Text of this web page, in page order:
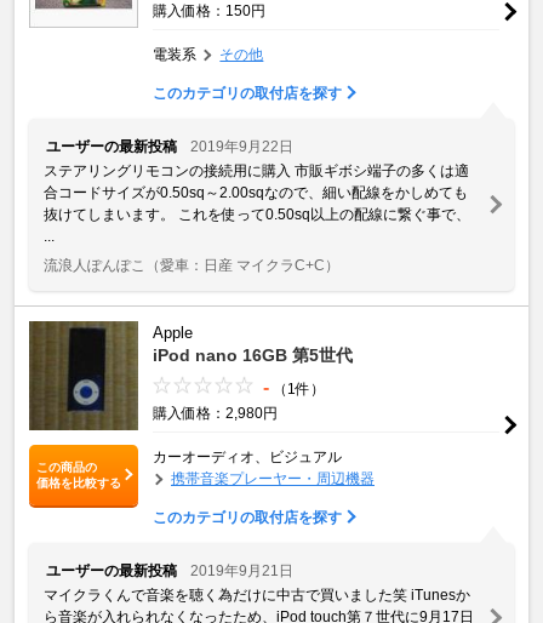
購入価格：150円
電装系 その他
このカテゴリの取付店を探す
ユーザーの最新投稿
2019年9月22日
ステアリングリモコンの接続用に購入 市販ギボシ端子の多くは適
合コードサイズが0.50sq～2.00sqなので、細い配線をかしめても
抜けてしまいます。 これを使って0.50sq以上の配線に繋ぐ事で、
流浪人ぽんぽこ
（愛車：日産 マイクラC+C）
この商品の
価格を比較する
Apple
iPod nano 16GB 第5世代
-
（1件）
購入価格：2,980円
カーオーディオ、ビジュアル
携帯音楽プレーヤー・周辺機器
このカテゴリの取付店を探す
ユーザーの最新投稿
2019年9月21日
マイクラくんで音楽を聴く為だけに中古で買いました笑 iTunesか
ら音楽が入れられなくなったため、iPod touch第７世代に9月17日